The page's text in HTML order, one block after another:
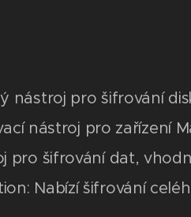
nástroj pro šifrování
nástroj pro zařízení
pro šifrování dat,
Nabízí šifrování